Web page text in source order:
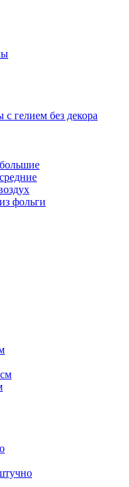
гелием без декора
фольги